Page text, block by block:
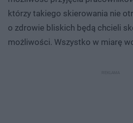
u
o
u
którzy takiego skierowania nie
o zdrowie bliskich będą chcieli
możliwości. Wszystko w miarę